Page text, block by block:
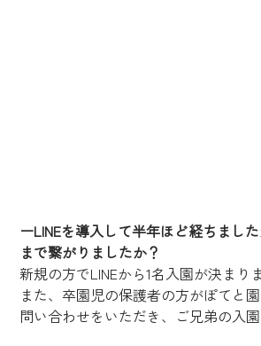
ーLINEを導入して半年ほど経ちまし
まで繋がりましたか？
新規の方でLINEから1名入園が決まり
また、卒園児の保護者の方がぽてと
問い合わせをいただき、ご兄弟の入園